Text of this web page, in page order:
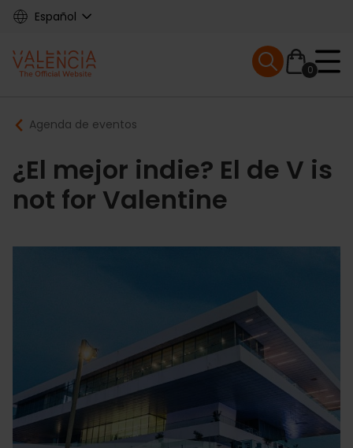
Skip
content
Español
Main
navigation
0
Mobile menu
Breadcrumb
Agenda de eventos
¿El mejor indie? El de V is
not for Valentine